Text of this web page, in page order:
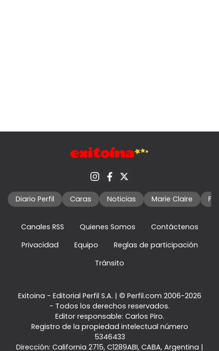
Diario Perfil Caras Noticias Marie Claire
Canales RSS Quienes Somos
Contáctenos
Privacidad
Equipo
Reglas de participación
Tránsito
Exitoina - Editorial Perfil S.A. | © Perfil.com 2006-2026
- Todos los derechos reservados.
Editor responsable: Carlos Piro.
Registro de la propiedad intelectual número
5346433
Dirección: California 2715, C1289ABI, CABA, Argentina |